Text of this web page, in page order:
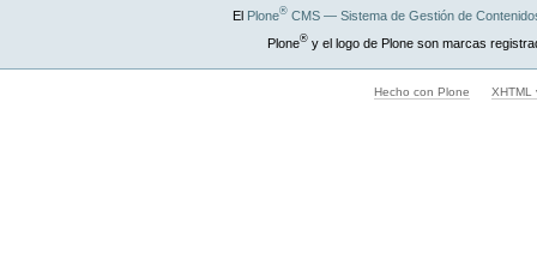
El Plone®CMS — Sistema de Gestión de
Plone®y el logo de Plone son marcas
Hecho con Plone XHTML